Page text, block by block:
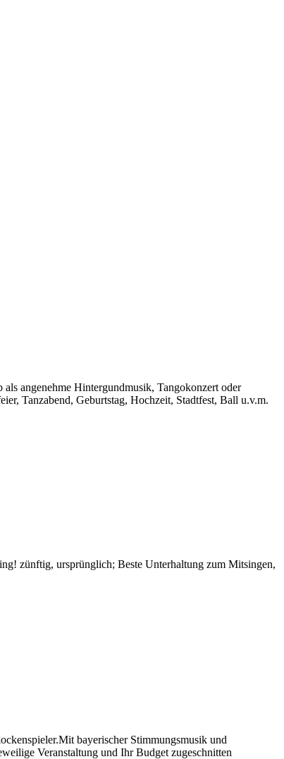
angenehme Hintergundmusik, Tangokonzert oder
Tanzabend, Geburtstag, Hochzeit, Stadtfest, Ball u.v.m.
zünftig, ursprünglich; Beste Unterhaltung zum Mitsingen,
bayerischer Stimmungsmusik und
Veranstaltung und Ihr Budget zugeschnitten